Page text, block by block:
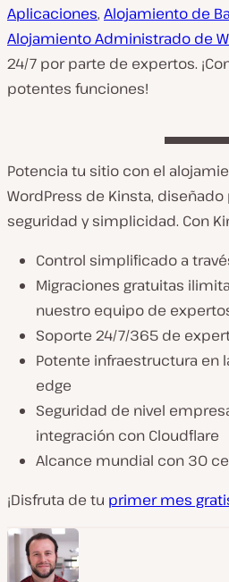
Aplicaciones, Alojamiento de
Alojamiento Administrado de
24/7 por parte de expertos.
potentes funciones!
Potencia tu sitio con el
WordPress de Kinsta,
seguridad y simplicidad. Con
Control simplificado a
Migraciones gratuitas
nuestro equipo de
Soporte 24/7/365 de
Potente infraestructura en
edge
Seguridad de nivel
integración con Cloudflare
Alcance mundial con 30
¡Disfruta de tu primer mes